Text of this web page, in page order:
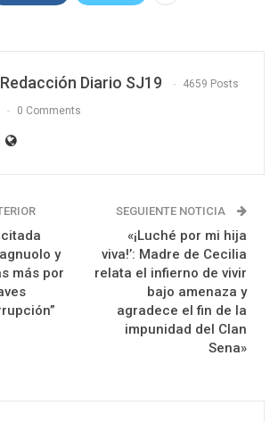
Redacción Diario SJ19 4659 Posts
0 Comments
y
más por
SEGUIENTE NOTICIA
«¡Luché por mi hija
viva!’: Madre de Cecilia
relata el infierno de vivir
bajo amenaza y
agradece el fin de la
impunidad del Clan
Sena»